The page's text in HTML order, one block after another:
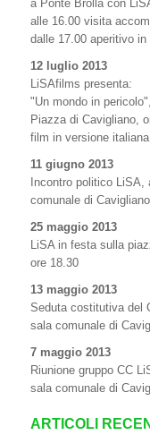
a Ponte Brolla con
alle 16.00 visita
dalle 17.00 aperitivo
12 luglio 2013
LiSAfilms presenta:
"Un mondo in
Piazza di Cavigliano,
film in versione
11 giugno 2013
Incontro politico
comunale di
25 maggio 2013
LiSA in festa sulla
ore 18.30
13 maggio 2013
Seduta costitutiva del
sala comunale di
7 maggio 2013
Riunione gruppo CC
sala comunale di
ARTICOLI